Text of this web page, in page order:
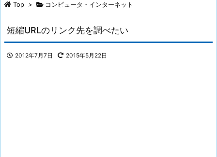
Top > コンピュータ・インターネット
短縮URLのリンク先を調べたい
2012年7月7日 2015年5月22日